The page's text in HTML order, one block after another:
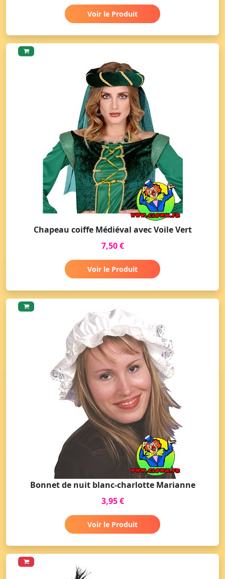
Voir le Produit
Chapeau coiffe Médiéval avec Voile Vert
7,50 €
Voir le Produit
Bonnet de nuit blanc-charlotte Marianne
3,95 €
Voir le Produit